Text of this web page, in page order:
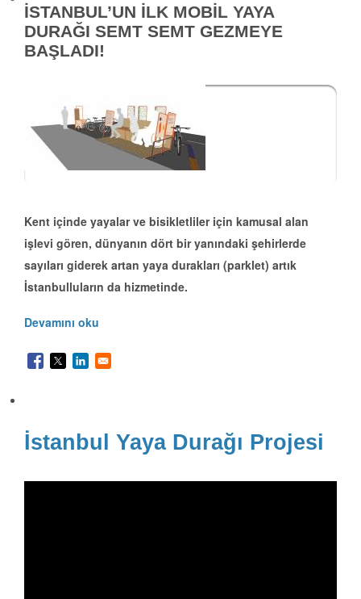
İSTANBUL’UN İLK MOBİL YAYA
DURAĞI SEMT SEMT GEZMEYE
BAŞLADI!
Kent içinde yayalar ve bisikletliler için kamusal alan
işlevi gören, dünyanın dört bir yanındaki şehirlerde
sayıları giderek artan yaya durakları (parklet) artık
İstanbulluların da hizmetinde.
Devamını oku
İstanbul Yaya Durağı Projesi